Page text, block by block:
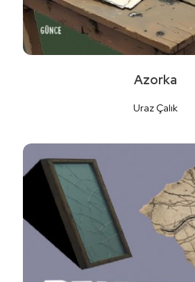
Azorka
Uraz Çalık